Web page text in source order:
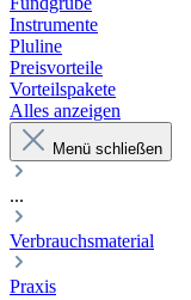
Instrumente
Pluline
Preisvorteile
Vorteilspakete
Alles anzeigen
Menü schließen
...
Verbrauchsmaterial
Praxis